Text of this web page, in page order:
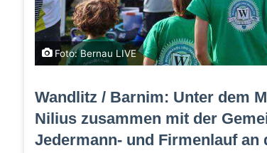
Foto: Bernau LIVE
Wandlitz / Barnim: Unter dem
Nilius zusammen mit der
Jedermann- und Firmenlauf an